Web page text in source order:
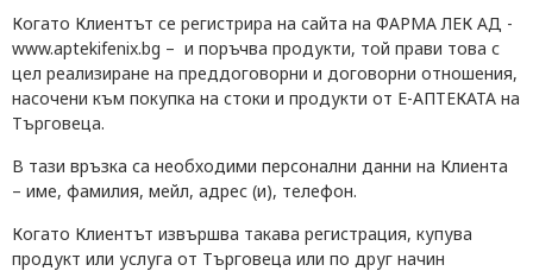
Когато Клиентът се регистрира на сайта на ФАРМА ЛЕК АД -
www.aptekifenix.bg – и поръчва продукти, той прави това с
цел реализиране на преддоговорни и договорни отношения,
насочени към покупка на стоки и продукти от Е-АПТЕКАТА на
Търговеца.
В тази връзка са необходими персонални данни на Клиента
– име, фамилия, мейл, адрес (и), телефон.
Когато Клиентът извършва такава регистрация, купува
продукт или услуга от Търговеца или по друг начин